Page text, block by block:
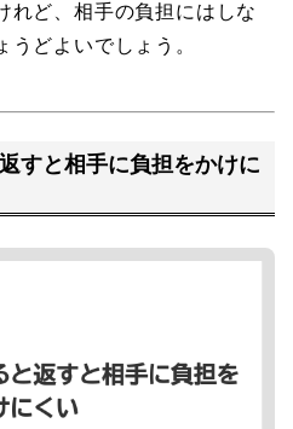
れど、相手の負担にはしな
うどよいでしょう。
すと相手に負担をかけに